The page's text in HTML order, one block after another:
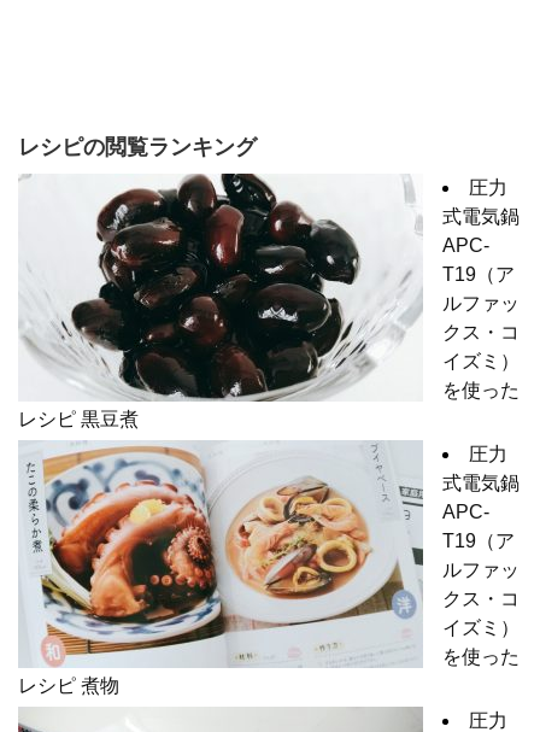
レシピの閲覧ランキング
圧力
式電気鍋
APC-
T19（ア
ルファッ
クス・コ
イズミ）
を使った
レシピ 黒豆煮
圧力
式電気鍋
APC-
T19（ア
ルファッ
クス・コ
イズミ）
を使った
レシピ 煮物
圧力